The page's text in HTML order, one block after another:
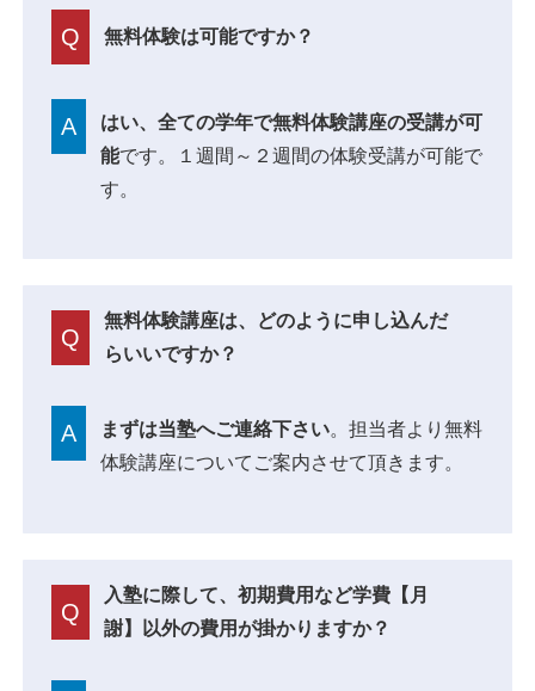
Q 無料体験は可能ですか？
A
はい、全ての学年で無料体験講座の受講が可
能です。１週間～２週間の体験受講が可能で
す。
Q
無料体験講座は、どのように申し込んだ
らいいですか？
A まずは当塾へご連絡下さい。担当者より無料
体験講座についてご案内させて頂きます。
Q
入塾に際して、初期費用など学費【月
謝】以外の費用が掛かりますか？